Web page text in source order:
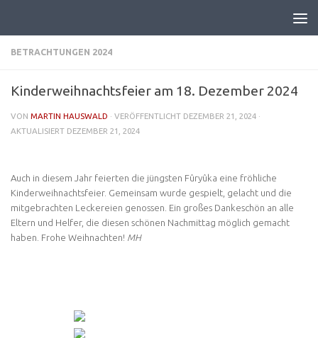
BETRACHTUNGEN 2024
Kinderweihnachtsfeier am 18. Dezember 2024
VON MARTIN HAUSWALD · VERÖFFENTLICHT DEZEMBER 21, 2024 ·
AKTUALISIERT DEZEMBER 21, 2024
Auch in diesem Jahr feierten die jüngsten Fûryûka eine fröhliche
Kinderweihnachtsfeier. Gemeinsam wurde gespielt, gelacht und die
mitgebrachten Leckereien genossen. Ein großes Dankeschön an alle
Eltern und Helfer, die diesen schönen Nachmittag möglich gemacht
haben. Frohe Weihnachten! MH